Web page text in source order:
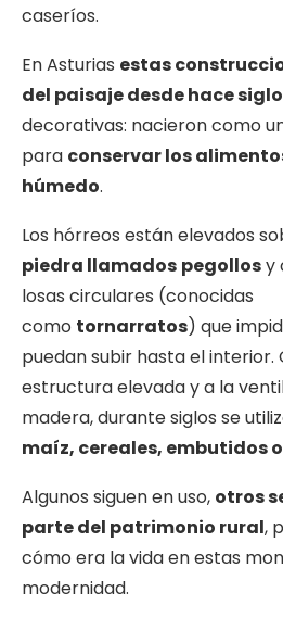
caseríos.
En Asturias estas
del paisaje desde hace
decorativas: nacieron como
para conservar los
húmedo.
Los hórreos están elevados
piedra llamados pegollosy
losas circulares (conocidas
como tornarratos) que
puedan subir hasta el interior.
estructura elevada y a la
madera, durante siglos se
maíz, cereales, embutidos
Algunos siguen en uso, otros
parte del patrimonio rural,
cómo era la vida en estas
modernidad.